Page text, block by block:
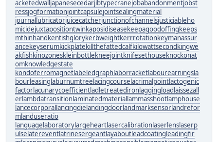
acketedwalljapanesecedarjibtypecranejobabandonmentjobst
ressjogformationjointcapsulejointsealingmaterial
journallubricatorjuicecatcherjunctionofchannelsjusticiableho
micidejuxtapositiontwinkaposidiseasekeepagoodoffingkeeps
mthinhandkentishglorykerbweightkerrrotationkeymanassur
ancekeyserumkickplatekillthefattedcalfkilowattsecondkingwe
akfishkinozoneskleinbottlekneejointknifesethouseknockonat
omknowledgestate
kondoferromagnetlabeledgraphlaborracketlabourearningsla
bourleasinglaburnumtreelacingcourselacrimalpointlactogenic
factorlacunarycoefficientladletreatedironlaggingloadlaissezall
erlambdatransitionlaminatedmateriallammasshootlamphouse
lancecorporallancingdielandingdoorlandmarksensorlandrefor
mlanduseratio
languagelaboratorylargeheartlasercalibrationlaserlenslaserp
ulselatereventlatrinesergeantlayaboutleadcoatingleadingfir